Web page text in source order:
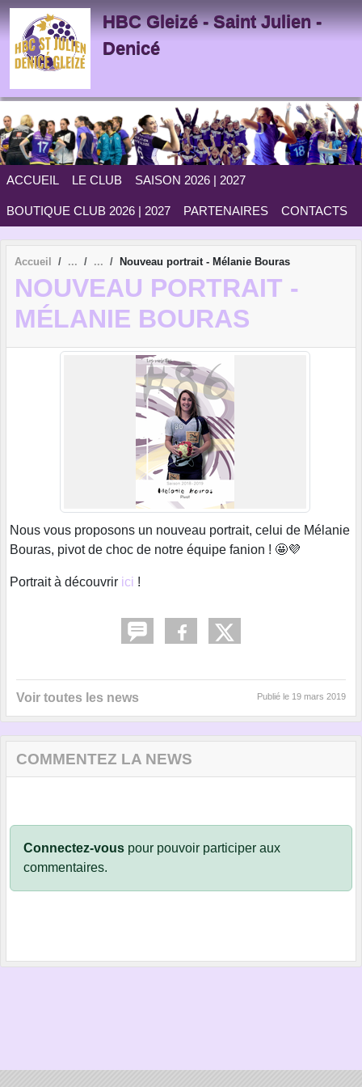
HBC Gleizé - Saint Julien -
Denicé
ACCUEIL LE CLUB SAISON 2026 | 2027
BOUTIQUE CLUB 2026 | 2027 PARTENAIRES CONTACTS
Accueil Nouveau portrait - Mélanie Bouras
NOUVEAU PORTRAIT -
MÉLANIE BOURAS
Nous vous proposons un nouveau portrait, celui de Mélanie
Bouras, pivot de choc de notre équipe fanion ! 🤩💜
Portrait à découvrir ici !
Voir toutes les news Publié le 19 mars 2019
COMMENTEZ LA NEWS
Connectez-vous pour pouvoir participer aux
commentaires.
Panneau de gestion des cookies